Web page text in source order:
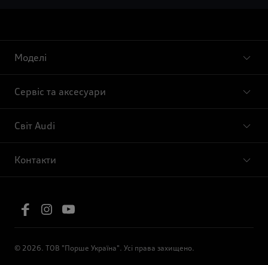
Моделі
Сервіс та аксесуари
Світ Audi
Контакти
© 2026. ТОВ "Порше Україна". Усі права захищено.